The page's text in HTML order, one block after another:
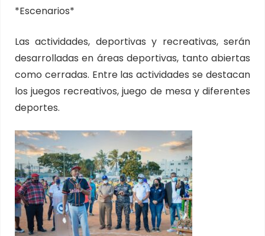
*Escenarios*
Las actividades, deportivas y recreativas, serán
desarrolladas en áreas deportivas, tanto abiertas
como cerradas. Entre las actividades se destacan
los juegos recreativos, juego de mesa y diferentes
deportes.